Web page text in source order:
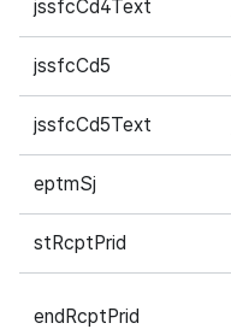
jssfcCd4Text
jssfcCd5
jssfcCd5Text
eptmSj
stRcptPrid
endRcptPrid